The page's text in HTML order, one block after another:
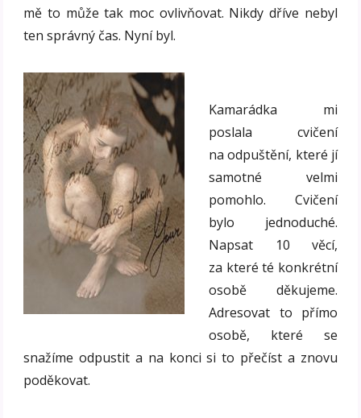
mě to může tak moc ovlivňovat. Nikdy dříve nebyl
ten správný čas. Nyní byl.
Kamarádka mi
poslala cvičení
na odpuštění, které jí
samotné velmi
pomohlo. Cvičení
bylo jednoduché.
Napsat 10 věcí,
za které té konkrétní
osobě děkujeme.
Adresovat to přímo
osobě, které se
snažíme odpustit a na konci si to přečíst a znovu
poděkovat.